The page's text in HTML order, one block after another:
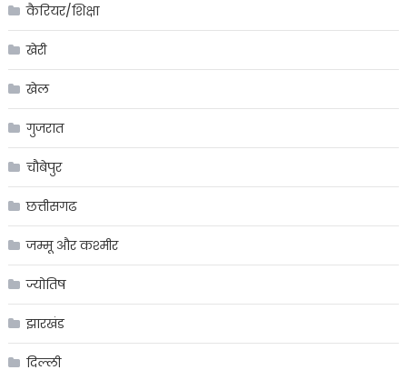
कैरियर/शिक्षा
खेरी
खेल
गुजरात
चौबेपुर
छत्तीसगढ
जम्मू और कश्मीर
ज्योतिष
झारखंड
दिल्ली